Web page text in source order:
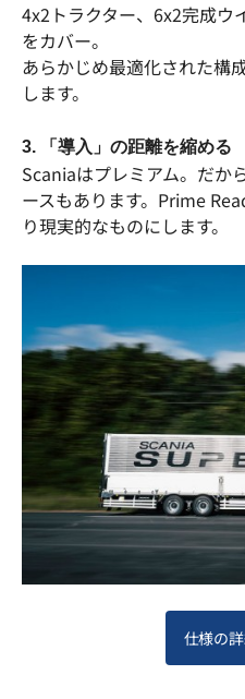
4x2トラクター、6x2完成ウ
をカバー。
あらかじめ最適化された構
します。
3. 「導入」の距離を縮める
Scaniaはプレミアム。だか
ースもあります。Prime
り現実的なものにします。
仕様の